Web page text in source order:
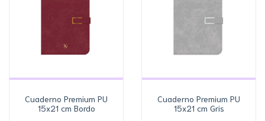
Cuaderno Premium PU
15x21 cm Bordo
Cuaderno Premium PU
15x21 cm Gris